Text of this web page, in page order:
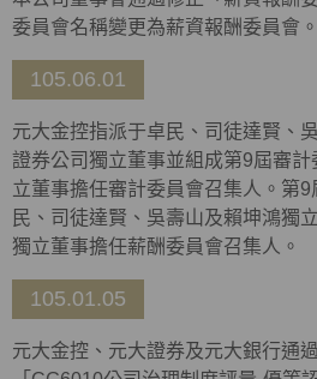
委員會名稱變更為薪資報酬委員會。
105.06.01
元大金控指派于卓民、司徒達賢、
證券公司獨立董事並組成第9屆審
立董事擔任審計委員會召集人。第
民、司徒達賢、吳壽山及賴坤鴻獨
獨立董事擔任薪酬委員會召集人。
105.01.05
元大金控、元大證券及元大銀行通